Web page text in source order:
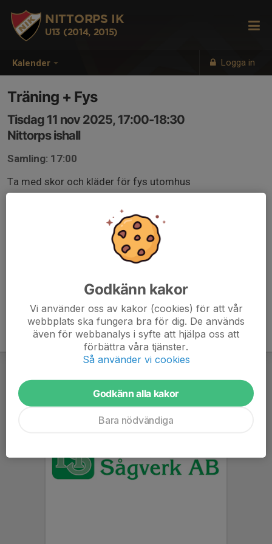
Kalender Logga in
NITTORPS IK
U13 (2014, 2015)
Träning + Fys
Tisdag 11 nov 2025, 17:00-18:30
Nittorps ishall
Samling: 17:00
Ta med skor och kläder för fys utomhus
Godkänn kakor
Vi använder oss av kakor (cookies) för att vår
webbplats ska fungera bra för dig. De används
även för webbanalys i syfte att hjälpa oss att
förbättra våra tjänster.
Så använder vi cookies
Godkänn alla kakor
Bara nödvändiga